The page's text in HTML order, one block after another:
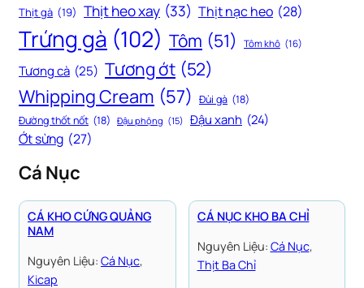
Thịt gà (19) Thịt heo xay (33) Thịt nạc heo (28)
Trứng gà (102) Tôm (51) Tôm khô (16)
Tương cà (25) Tương ớt (52)
Whipping Cream (57) Đùi gà (18)
Đường thốt nốt (18) Đậu phộng (15) Đậu xanh (24)
Ớt sừng (27)
Cá Nục
CÁ KHO CỨNG QUẢNG
NAM
Nguyên Liệu: Cá Nục
Kicap
CÁ NỤC KHO BA CHỈ
Nguyên Liệu: Cá Nục
Thịt Ba Chỉ